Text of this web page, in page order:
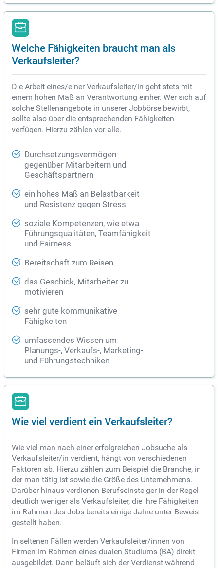
Welche Fähigkeiten braucht man als
Verkaufsleiter?
Die Arbeit eines/einer Verkaufsleiter/in geht stets mit
einem hohen Maß an Verantwortung einher. Wer sich auf
solche Stellenangebote in unserer Jobbörse bewirbt,
sollte also über die entsprechenden Fähigkeiten
verfügen. Hierzu zählen vor alle.
Durchsetzungsvermögen
gegenüber Mitarbeitern und
Geschäftspartnern
ein hohes Maß an Belastbarkeit
und Resistenz gegen Stress
soziale Kompetenzen, wie etwa
Führungsqualitäten, Teamfähigkeit
und Fairness
Bereitschaft zum Reisen
das Geschick, Mitarbeiter zu
motivieren
sehr gute kommunikative
Fähigkeiten
umfassendes Wissen um
Planungs-, Verkaufs-, Marketing-
und Führungstechniken
Wie viel verdient ein Verkaufsleiter?
Wie viel man nach einer erfolgreichen Jobsuche als
Verkaufsleiter/in verdient, hängt von verschiedenen
Faktoren ab. Hierzu zählen zum Beispiel die Branche, in
der man tätig ist sowie die Größe des Unternehmens.
Darüber hinaus verdienen Berufseinsteiger in der Regel
deutlich weniger als Verkaufsleiter, die ihre Fähigkeiten
im Rahmen des Jobs bereits einige Jahre unter Beweis
gestellt haben.
In seltenen Fällen werden Verkaufsleiter/innen von
Firmen im Rahmen eines dualen Studiums (BA) direkt
ausgebildet. Dann beläuft sich der Verdienst während